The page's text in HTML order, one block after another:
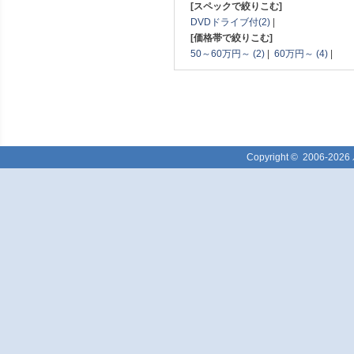
[スペックで絞りこむ]
DVDドライブ付(2)
[価格帯で絞りこむ]
50～60万円～ (2)
60万円～ (4)
Copyright © 2006-2026